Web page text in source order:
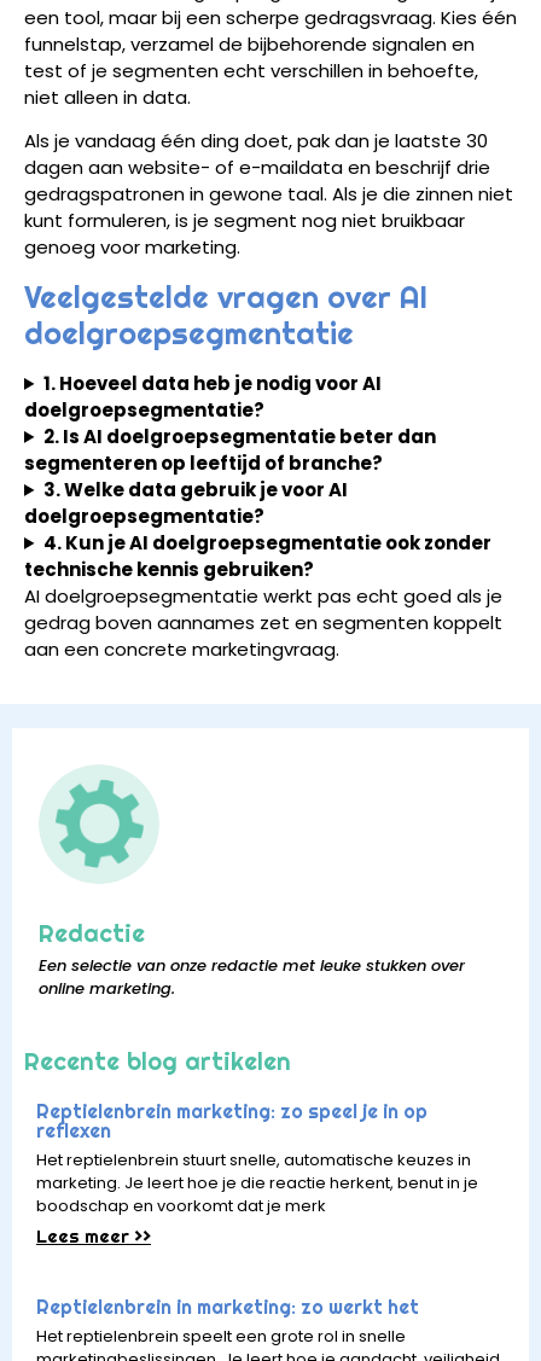
een tool, maar bij een scherpe gedragsvraag. Kies één
funnelstap, verzamel de bijbehorende signalen en
test of je segmenten echt verschillen in behoefte,
niet alleen in data.
Als je vandaag één ding doet, pak dan je laatste 30
dagen aan website- of e-maildata en beschrijf drie
gedragspatronen in gewone taal. Als je die zinnen niet
kunt formuleren, is je segment nog niet bruikbaar
genoeg voor marketing.
Veelgestelde vragen over AI
doelgroepsegmentatie
1. Hoeveel data heb je nodig voor AI
doelgroepsegmentatie?
2. Is AI doelgroepsegmentatie beter dan
segmenteren op leeftijd of branche?
3. Welke data gebruik je voor AI
doelgroepsegmentatie?
4. Kun je AI doelgroepsegmentatie ook zonder
technische kennis gebruiken?
AI doelgroepsegmentatie werkt pas echt goed als je
gedrag boven aannames zet en segmenten koppelt
aan een concrete marketingvraag.
Redactie
Een selectie van onze redactie met leuke stukken over
online marketing.
Recente blog artikelen
Reptielenbrein marketing: zo speel je in op
reflexen
Het reptielenbrein stuurt snelle, automatische keuzes in
marketing. Je leert hoe je die reactie herkent, benut in je
boodschap en voorkomt dat je merk
Lees meer >>
Reptielenbrein in marketing: zo werkt het
Het reptielenbrein speelt een grote rol in snelle